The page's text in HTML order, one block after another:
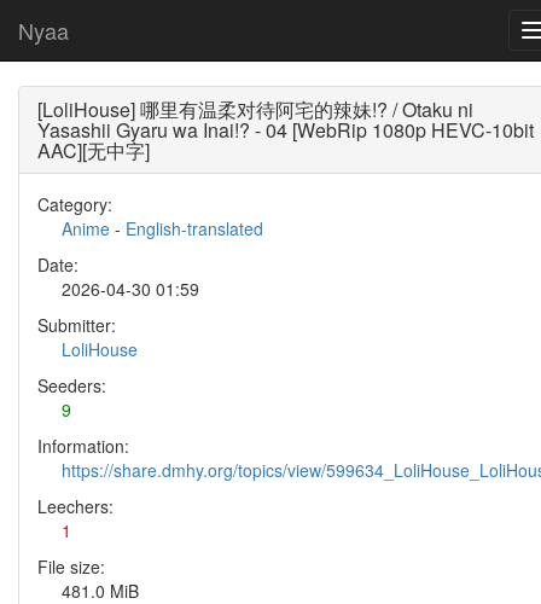
Nyaa
[LoliHouse] 哪里有温柔对待阿宅的辣妹!? / Otaku ni
Yasashii Gyaru wa Inai!? - 04 [WebRip 1080p HEVC-10bit
AAC][无中字]
Category:
Anime - English-translated
Date:
2026-04-30 01:59
Submitter:
LoliHouse
Seeders:
9
Information:
https://share.dmhy.org/topics/view/
Leechers:
1
File size:
481.0 MiB